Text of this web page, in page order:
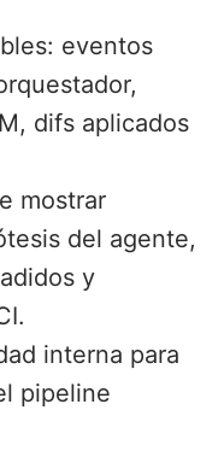
eventos
difs aplicados
mostrar
del agente,
y
interna para
pipeline